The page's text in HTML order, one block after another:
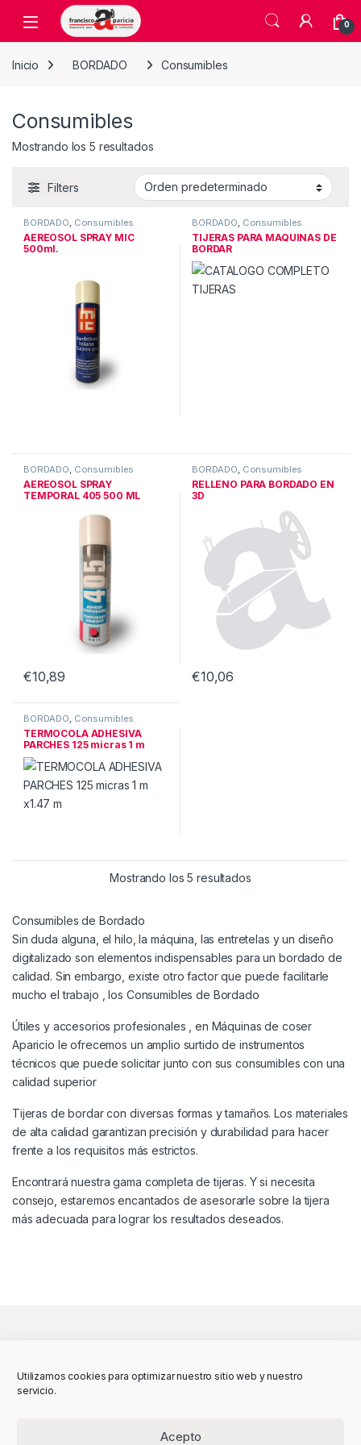
Utilizamos cookies para optimizar nuestro sitio web y nuestro
servicio.
Acepto
Skip to navigation
Skip to content
Open 0
Inicio BORDADO Consumibles
Consumibles
Mostrando los 5 resultados
Filters
BORDADO, Consumibles
AEREOSOL SPRAY MIC
500ml.
BORDADO, Consumibles
TIJERAS PARA MAQUINAS DE
BORDAR
BORDADO, Consumibles
AEREOSOL SPRAY
TEMPORAL 405 500 ML
€10,89
BORDADO, Consumibles
RELLENO PARA BORDADO EN
3D
€10,06
BORDADO Consumibles
TERMOCOLA ADHESIVA
PARCHES 125 micras 1 m
x1.47 m
Mostrando los 5 resultados
Consumibles de Bordado
Sin duda alguna, el hilo, la máquina, las entretelas y un diseño
digitalizado son elementos indispensables para un bordado de
calidad. Sin embargo, existe otro factor que puede facilitarle
mucho el trabajo , los Consumibles de Bordado
Útiles y accesorios profesionales , en Máquinas de coser
Aparicio le ofrecemos un amplio surtido de instrumentos
técnicos que puede solicitar junto con sus consumibles con una
calidad superior
Tijeras de bordar con diversas formas y tamaños. Los materiales
de alta calidad garantizan precisión y durabilidad para hacer
frente a los requisitos más estrictos.
Encontrará nuestra gama completa de tijeras. Y si necesita
consejo, estaremos encantados de asesorarle sobre la tijera
más adecuada para lograr los resultados deseados.